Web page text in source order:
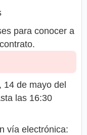
para conocer a
14 de mayo del
las 16:30
vía electrónica: